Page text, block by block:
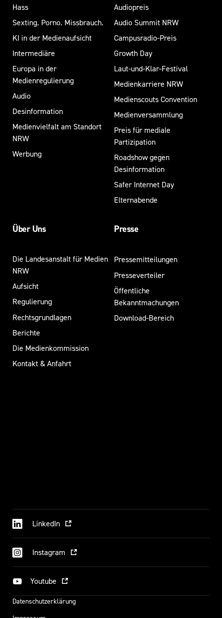
Hass
Sexting. Porno. Missbrauch.
KI in der Medienaufsicht
Intermediäre
Europa in der
Medienregulierung
Audio
Desinformation
Medienvielfalt am Standort
NRW
Werbung
Audiopreis
Audio Summit NRW
Campusradio-Preis
Growth Day
Laut-und-Klar-Festival
Medienkarriere NRW
Medienscouts Convention
Medienversammlung
Preis für mediale
Partizipation
Roadshow gegen
Desinformation
Safer Internet Day
Elternabende
Über Uns
Die Landesanstalt für Medien
NRW
Aufsicht
Regulierung
Rechtsgrundlagen
Berichte
Die Medienkommission
Kontakt & Anfahrt
Presse
Pressemitteilungen
Presseverteiler
Öffentliche
Bekanntmachungen
Download-Bereich
LinkedIn
Instagram
Youtube
Datenschutzerklärung